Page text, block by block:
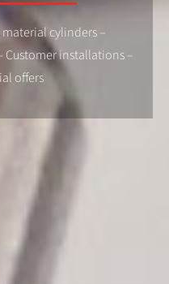
cylinders –
Customer installations –
offers